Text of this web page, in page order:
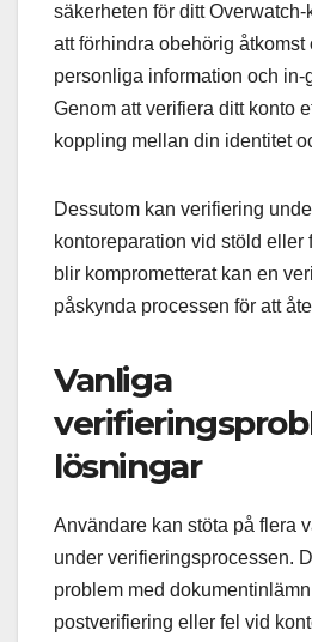
säkerheten för ditt Overwatch-
att förhindra obehörig åtkomst
personliga information och in-
Genom att verifiera ditt konto
koppling mellan din identitet
Dessutom kan verifiering
kontoreparation vid stöld eller
blir komprometterat kan en
påskynda processen för att
Vanliga
lösningar
Användare kan stöta på flera
under verifieringsprocessen.
problem med
postverifiering eller fel vid